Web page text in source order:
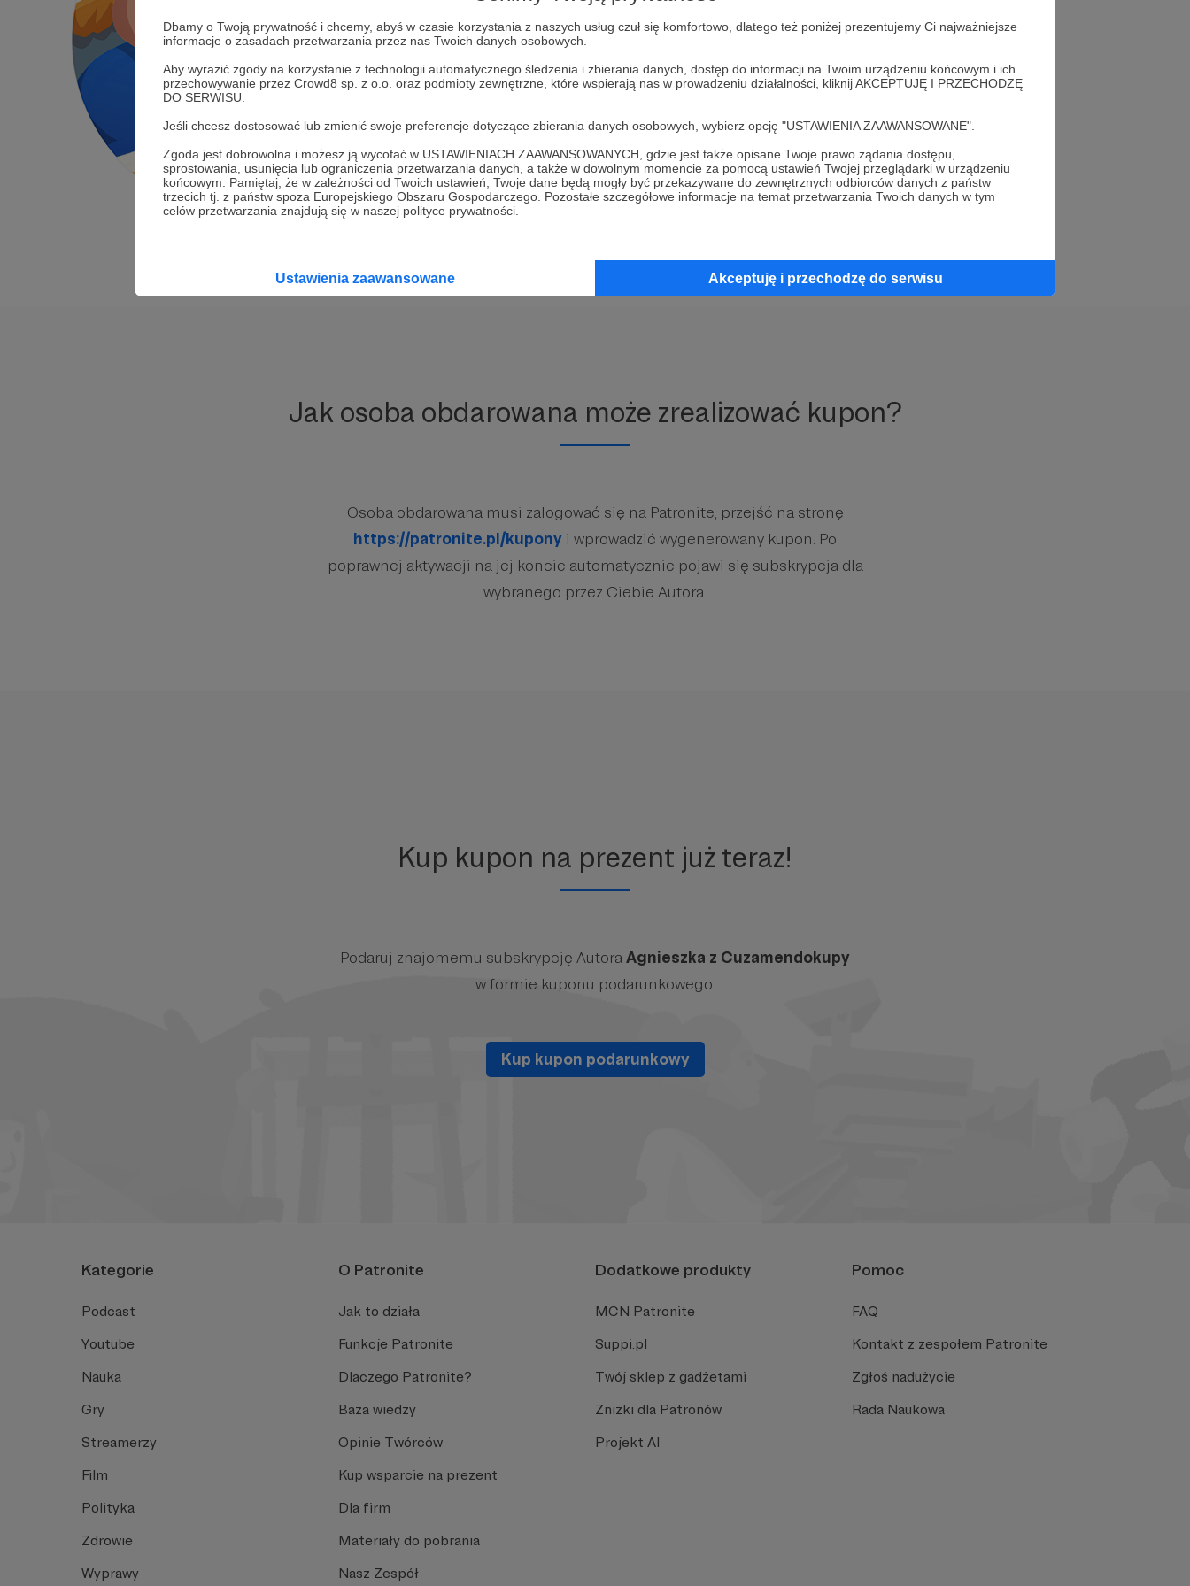
Dbamy o Twoją prywatność i chcemy, abyś w czasie korzystania z naszych usług czuł się komfortowo, dlatego też poniżej prezentujemy Ci najważniejsze
informacje o zasadach przetwarzania przez nas Twoich danych osobowych.
Aby wyrazić zgody na korzystanie z technologii automatycznego śledzenia i zbierania danych, dostęp do informacji na Twoim urządzeniu końcowym i ich
przechowywanie przez Crowd8 sp. z o.o. oraz podmioty zewnętrzne, które wspierają nas w prowadzeniu działalności, kliknij AKCEPTUJĘ I PRZECHODZĘ
DO SERWISU.
Jeśli chcesz dostosować lub zmienić swoje preferencje dotyczące zbierania danych osobowych, wybierz opcję "USTAWIENIA ZAAWANSOWANE".
Zgoda jest dobrowolna i możesz ją wycofać w USTAWIENIACH ZAAWANSOWANYCH, gdzie jest także opisane Twoje prawo żądania dostępu,
sprostowania, usunięcia lub ograniczenia przetwarzania danych, a także w dowolnym momencie za pomocą ustawień Twojej przeglądarki w urządzeniu
końcowym. Pamiętaj, że w zależności od Twoich ustawień, Twoje dane będą mogły być przekazywane do zewnętrznych odbiorców danych z państw
trzecich tj. z państw spoza Europejskiego Obszaru Gospodarczego. Pozostałe szczegółowe informacje na temat przetwarzania Twoich danych w tym
celów przetwarzania znajdują się w naszej polityce prywatności.
Ustawienia zaawansowane Akceptuję i przechodzę do serwisu
Kup kupon podarunkowy
2 Opłać wsparcie za pomocą przelewu.
3 Prześlij wygenerowany kupon do swojego znajomego!
Jak osoba obdarowana może zrealizować kupon?
Osoba obdarowana musi zalogować się na Patronite, przejść na stronę
https://patronite.pl/kupony i wprowadzić wygenerowany kupon. Po
poprawnej aktywacji na jej koncie automatycznie pojawi się subskrypcja dla
wybranego przez Ciebie Autora.
Kup kupon na prezent już teraz!
Podaruj znajomemu subskrypcję Autora Agnieszka z Cuzamendokupy
w formie kuponu podarunkowego.
Kup kupon podarunkowy
Kategorie
Podcast
Youtube
Nauka
Gry
Streamerzy
Film
Polityka
Zdrowie
Wyprawy
O Patronite
Jak to działa
Funkcje Patronite
Dlaczego Patronite?
Baza wiedzy
Opinie Twórców
Kup wsparcie na prezent
Dla firm
Materiały do pobrania
Nasz Zespół
Dodatkowe produkty
MCN Patronite
Suppi.pl
Twój sklep z gadżetami
Zniżki dla Patronów
Projekt AI
Pomoc
FAQ
Kontakt z zespołem Patronite
Zgłoś nadużycie
Rada Naukowa